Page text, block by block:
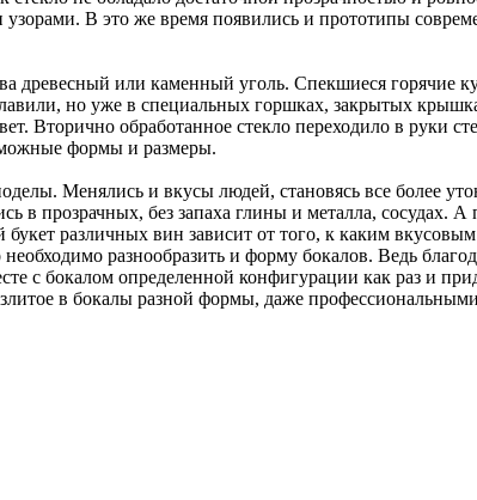
В это же время появились и прототипы
древесный или каменный уголь. Спекшиеся горячие
но уже в специальных горшках, закрытых
Вторично обработанное стекло переходило в руки
формы и размеры.
Менялись и вкусы людей, становясь все более
прозрачных, без запаха глины и металла, сосудах. А
различных вин зависит от того, к каким
разнообразить и форму бокалов. Ведь
с бокалом определенной конфигурации как раз и
в бокалы разной формы, даже профессиональными